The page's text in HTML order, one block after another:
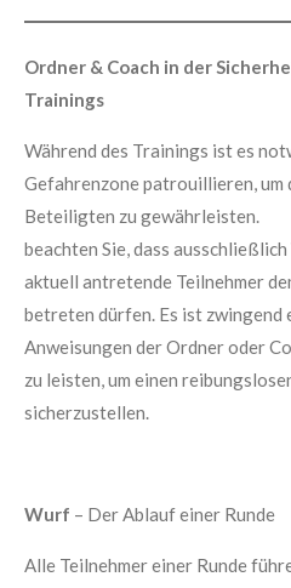
Ordner & Coach in der
Trainings
Während des Trainings ist es
Gefahrenzone patrouillieren, um
Beteiligten zu
beachten Sie, dass
aktuell antretende Teilnehmer
betreten dürfen. Es ist zwingend
Anweisungen der Ordner oder
zu leisten, um einen
sicherzustellen.
Wurf – Der Ablauf einer Runde
Alle Teilnehmer einer Runde